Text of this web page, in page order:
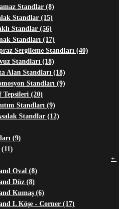
Standlar (8)
Standlar (15)
Standlar (56)
Standları (17)
Sergileme Standları (40)
Standları (18)
Alan Standları (18)
Standları (9)
Tepsileri (20)
Standları (9)
Standlar (12)
(9)
+-
Oval (8)
Düz (8)
Kumaş (6)
L Köşe - Corner (17)